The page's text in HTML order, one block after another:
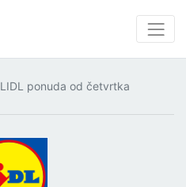
LIDL ponuda od četvrtka